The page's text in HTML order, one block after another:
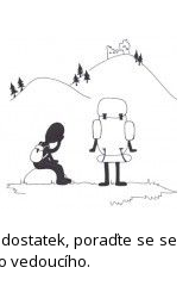
poraďte se se
vedoucího.